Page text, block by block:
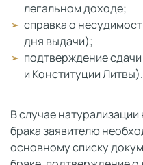
легальном доходе;
справка о
дня выдачи);
подтверждение
и Конституции Литвы).
В случае
брака заявителю
основному списку